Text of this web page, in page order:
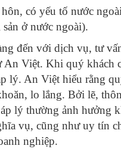
có yếu tố nước
ở nước ngoài).
đến với dịch vụ, tư
An Việt. Khi quý khách
lý. An Việt hiểu rằng
lo lắng. Bởi lẽ,
lý thường ảnh hưởng
vụ, cũng như uy tín
nghiệp.